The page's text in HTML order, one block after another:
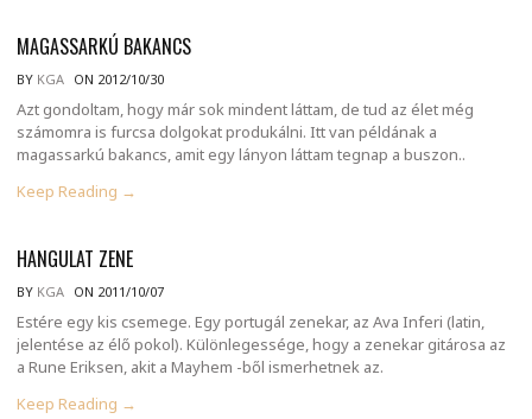
MAGASSARKÚ BAKANCS
BY KGA ON 2012/10/30
Azt gondoltam, hogy már sok mindent láttam, de tud az élet még
számomra is furcsa dolgokat produkálni. Itt van példának a
magassarkú bakancs, amit egy lányon láttam tegnap a buszon..
Keep Reading →
HANGULAT ZENE
BY KGA ON 2011/10/07
Estére egy kis csemege. Egy portugál zenekar, az Ava Inferi (latin,
jelentése az élő pokol). Különlegessége, hogy a zenekar gitárosa az
a Rune Eriksen, akit a Mayhem -ből ismerhetnek az.
Keep Reading →